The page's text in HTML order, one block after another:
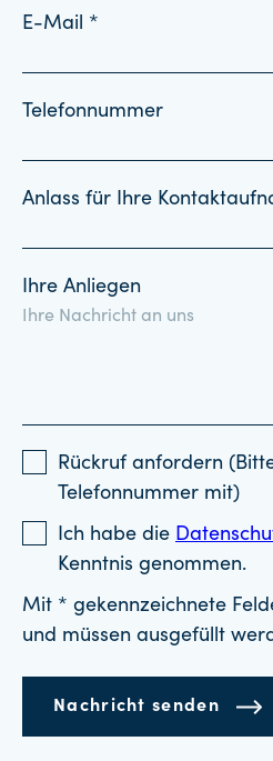
E-Mail *
Telefonnummer
Anlass für Ihre
Ihre Anliegen
Rückruf anfordern
Telefonnummer mit)
Ich habe die
Kenntnis genommen.
Mit * gekennzeichnete
und müssen ausgefüllt
Nachricht senden